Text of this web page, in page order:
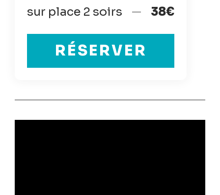
sur place 2 soirs 38€
RÉSERVER